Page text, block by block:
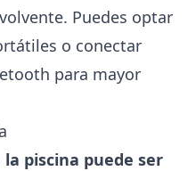
Puedes optar
o conectar
para mayor
piscina puede ser